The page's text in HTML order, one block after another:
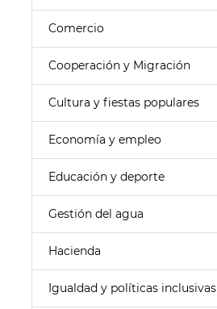
Comercio
Cooperación y Migración
Cultura y fiestas populares
Economía y empleo
Educación y deporte
Gestión del agua
Hacienda
Igualdad y políticas inclusivas